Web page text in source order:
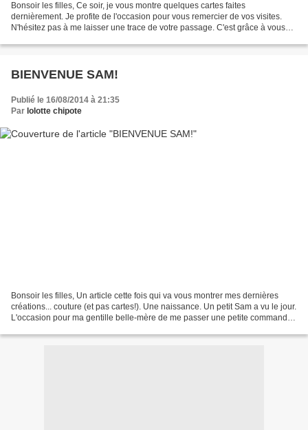
Bonsoir les filles, Ce soir, je vous montre quelques cartes faites
dernièrement. Je profite de l'occasion pour vous remercier de vos visites.
N'hésitez pas à me laisser une trace de votre passage. C'est grâce à vous
BIENVENUE SAM!
Publié le 16/08/2014 à 21:35
Par lolotte chipote
Bonsoir les filles, Un article cette fois qui va vous montrer mes dernières
créations... couture (et pas cartes!). Une naissance. Un petit Sam a vu le jour.
L'occasion pour ma gentille belle-mère de me passer une petite commande.